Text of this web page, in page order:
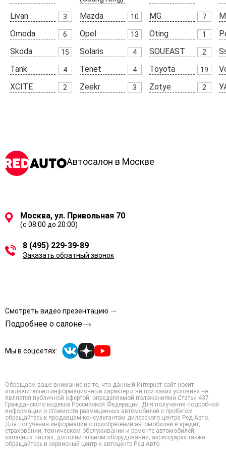
Livan 3 Mazda 10 MG 7
Omoda
6 Opel 13 Oting 1
Skoda
15 Solaris 4 SOUEAST 2
Tank
4 Tenet 4 Toyota 19
XCITE
2 Zeekr 3 Zotye 2
Автосалон в Москве
Москва, ул. Привольная 70
(с 08:00 до 20:00)
8 (495) 229-39-89
Заказать обратный звонок
Смотреть видео презентацию
Подробнее о салоне
Мы в соцсетях:
Обращаем ваше внимание на то, что данный Интернет-сайт носит
исключительно информационный характер и ни при каких условиях не
является публичной офертой, определяемой положениями Статьи 437
Гражданского кодекса Российской Федерации. Для получения подробной
информации о стоимости размещенных автомобилей с пробегом
обращайтесь к продавцам-консультантам дилерского центра Ред Авто.
Для получения информации о приобретении автомобилей в кредит,
страховании, техническом обслуживании и ремонте автомобилей,
запасных частях, дополнительном оборудовании, аксессуарах также
обращайтесь в сервисный центр и автоцентр Ред Авто.